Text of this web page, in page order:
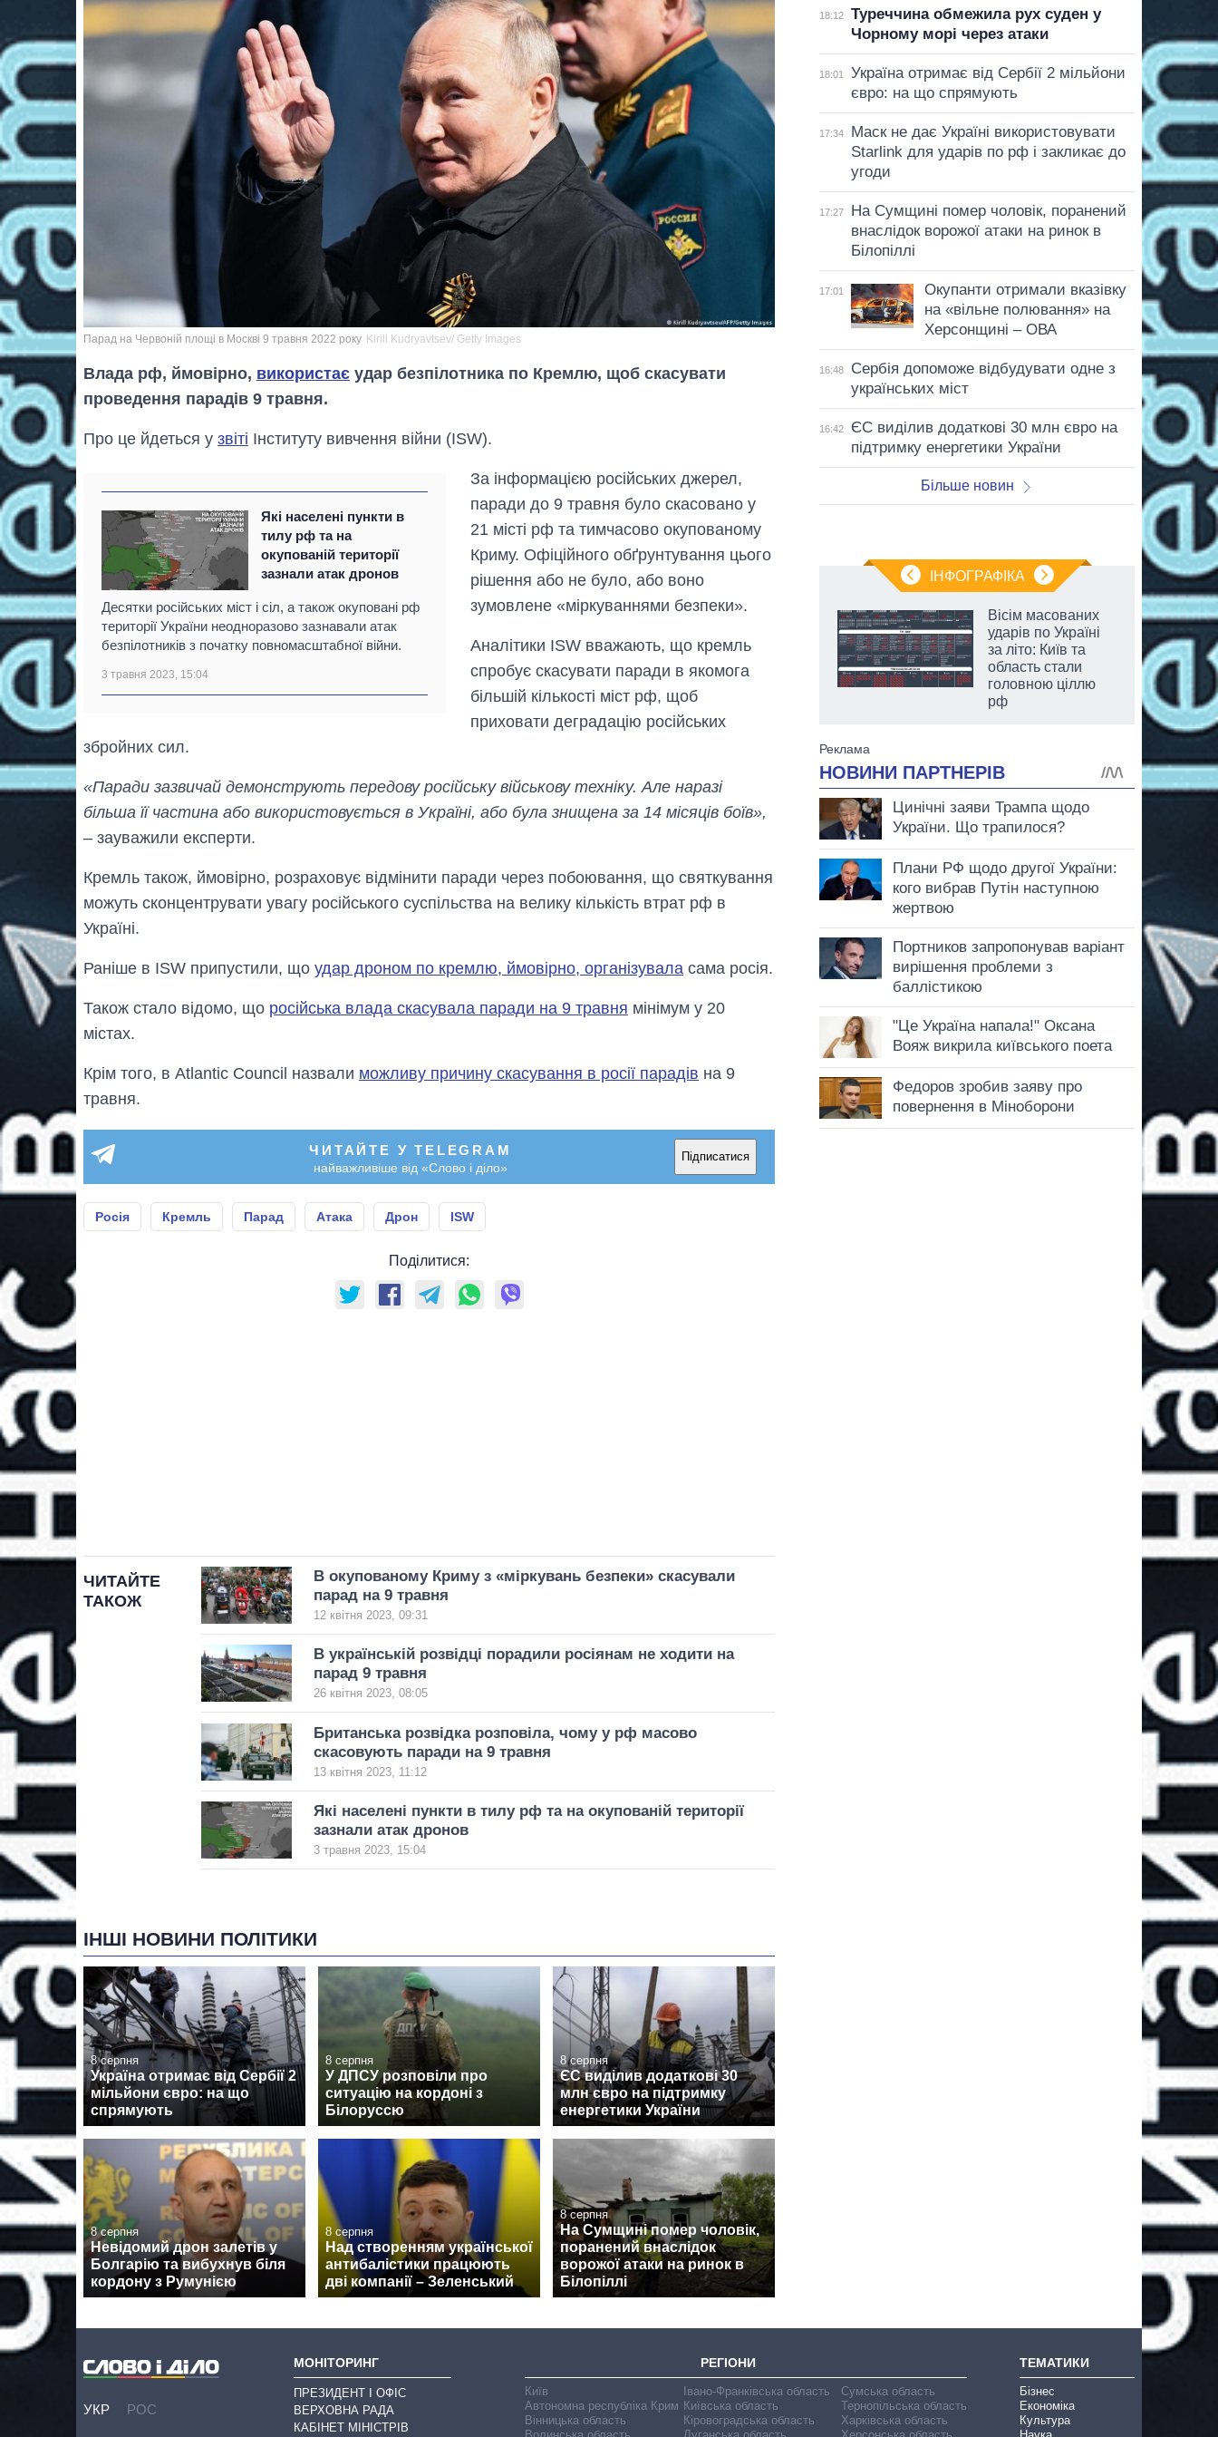
Парад на Червоній площі в Москві 9 травня 2022 року Kirill Kudryavtsev/ Getty Images
Влада рф, ймовірно, використає удар безпілотника по Кремлю, щоб скасувати
проведення парадів 9 травня.
Про це йдеться у звіті Інституту вивчення війни (ISW).
Які населені пункти в
тилу рф та на
окупованій території
зазнали атак дронов
Десятки російських міст і сіл, а також окуповані рф
території України неодноразово зазнавали атак
безпілотників з початку повномасштабної війни.
3 травня 2023, 15:04
За інформацією російських джерел,
паради до 9 травня було скасовано у
21 місті рф та тимчасово окупованому
Криму. Офіційного обґрунтування цього
рішення або не було, або воно
зумовлене «міркуваннями безпеки».
Аналітики ISW вважають, що кремль
спробує скасувати паради в якомога
більшій кількості міст рф, щоб
приховати деградацію російських
збройних сил.
«Паради зазвичай демонструють передову російську військову техніку. Але наразі
більша її частина або використовується в Україні, або була знищена за 14 місяців боїв»,
– зауважили експерти.
Кремль також, ймовірно, розраховує відмінити паради через побоювання, що святкування
можуть сконцентрувати увагу російського суспільства на велику кількість втрат рф в
Україні.
Раніше в ISW припустили, що удар дроном по кремлю, ймовірно, організувала сама росія.
Також стало відомо, що російська влада скасувала паради на 9 травня мінімум у 20
містах.
Крім того, в Atlantic Council назвали можливу причину скасування в росії парадів на 9
травня.
ЧИТАЙТЕ У TELEGRAM
найважливіше від «Слово і діло»
Підписатися
Росія Кремль Парад Атака Дрон ISW
Поділитися:
ЧИТАЙТЕ
ТАКОЖ
В окупованому Криму з «міркувань безпеки» скасували
парад на 9 травня
12 квітня 2023, 09:31
В українській розвідці порадили росіянам не ходити на
парад 9 травня
26 квітня 2023, 08:05
Британська розвідка розповіла, чому у рф масово
скасовують паради на 9 травня
13 квітня 2023, 11:12
Які населені пункти в тилу рф та на окупованій території
зазнали атак дронов
3 травня 2023, 15:04
ІНШІ НОВИНИ ПОЛІТИКИ
8 серпня
Україна отримає від Сербії 2
мільйони євро: на що
спрямують
8 серпня
У ДПСУ розповіли про
ситуацію на кордоні з
Білоруссю
8 серпня
ЄС виділив додаткові 30
млн євро на підтримку
енергетики України
8 серпня
Невідомий дрон залетів у
Болгарію та вибухнув біля
кордону з Румунією
8 серпня
Над створенням української
антибалістики працюють
дві компанії – Зеленський
8 серпня
На Сумщині помер чоловік,
поранений внаслідок
ворожої атаки на ринок в
Білопіллі
18:12
Туреччина обмежила рух суден у
Чорному морі через атаки
18:01
Україна отримає від Сербії 2 мільйони
євро: на що спрямують
17:34
Маск не дає Україні використовувати
Starlink для ударів по рф і закликає до
угоди
17:27
На Сумщині помер чоловік, поранений
внаслідок ворожої атаки на ринок в
Білопіллі
17:01
Окупанти отримали вказівку
на «вільне полювання» на
Херсонщині – ОВА
16:48
Сербія допоможе відбудувати одне з
українських міст
16:42
ЄС виділив додаткові 30 млн євро на
підтримку енергетики України
Більше новин
ІНФОГРАФІКА
Дефіцит пам’яті:
чипи за останні
роки і що
2027-й
Вісім масованих
ударів по Україні
за літо: Київ та
область стали
головною ціллю
рф
УКР РОС
МОНІТОРИНГ
ПРЕЗИДЕНТ І ОФІС
ВЕРХОВНА РАДА
КАБІНЕТ МІНІСТРІВ
РЕГІОНИ
Київ
Автономна республіка Крим
Вінницька область
Івано-Франківська область
Київська область
Кіровоградська область
Сумська область
Тернопільська область
Харківська область
ТЕМАТИКИ
Бізнес
Економіка
Культура